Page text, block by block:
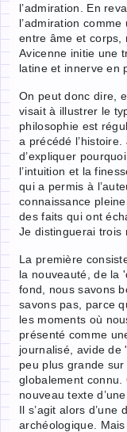
l’admiration. En
l’admiration
entre âme et corps,
Avicenne initie une
latine et innerve en
On peut donc dire,
visait à illustrer le
philosophie est
a précédé
d’expliquer
l’intuition et la
qui a permis à
connaissance
des faits qui ont
Je distinguerai trois
La première
la nouveauté, de la
fond, nous savons
savons pas, parce
les moments où
présenté comme
journalisé, avide de
peu plus grande
globalement connu.
nouveau texte
Il s’agit alors
archéologique.